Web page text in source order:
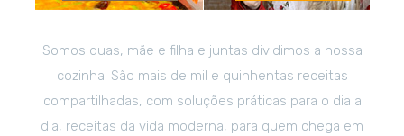
Somos duas, mãe e filha e juntas dividimos a nossa
cozinha. São mais de mil e quinhentas receitas
compartilhadas, com soluções práticas para o dia a
dia, receitas da vida moderna, para quem chega em